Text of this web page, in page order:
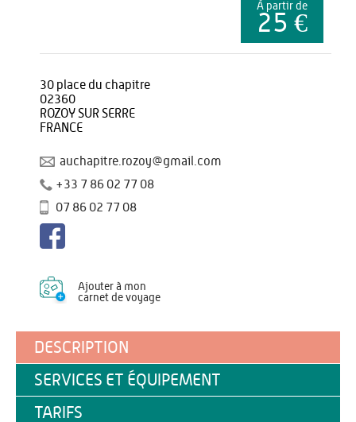
À partir de
25 €
30 place du chapitre
02360
ROZOY SUR SERRE
FRANCE
auchapitre.rozoy@gmail.com
+33 7 86 02 77 08
07 86 02 77 08
Ajouter à mon
carnet de voyage
DESCRIPTION
SERVICES ET ÉQUIPEMENT
TARIFS